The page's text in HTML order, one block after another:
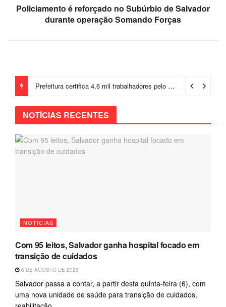
Policiamento é reforçado no Subúrbio de Salvador
durante operação Somando Forças
Prefeitura certifica 4,6 mil trabalhadores pelo programa Treinar para Empregar e realiza Feirão de Empregabilidade
NOTÍCIAS RECENTES
NOTÍCIAS
Com 95 leitos, Salvador ganha hospital focado em
transição de cuidados
6 DE AGOSTO DE 2026
Salvador passa a contar, a partir desta quinta-feira (6), com
uma nova unidade de saúde para transição de cuidados,